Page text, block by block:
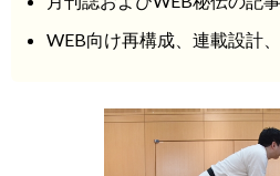
WEB向け再構成、連載設計